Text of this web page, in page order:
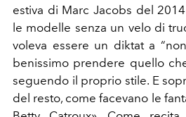
estiva di Marc Jacobs del
le modelle senza un velo di
voleva essere un diktat a
benissimo prendere quello
seguendo il proprio stile. E
del resto, come facevano le